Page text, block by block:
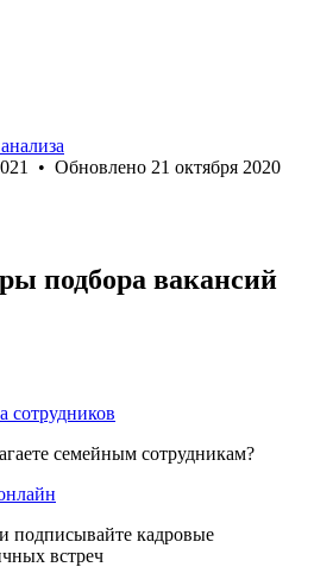
• Обновлено 21 октября 2020
подбора вакансий
сотрудников
семейным сотрудникам?
подписывайте кадровые
встреч